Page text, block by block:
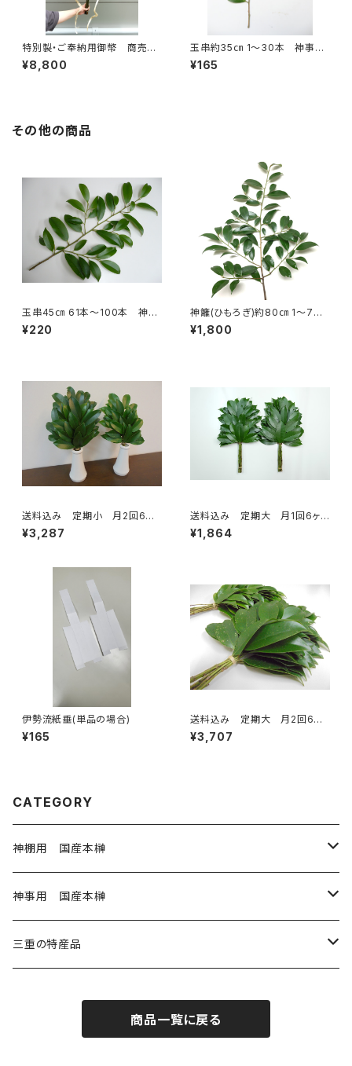
特別製・ご奉納用御幣 商売繁
盛、社業繁栄
¥8,800
玉串約35㎝ 1～30本 神事用
本榊
¥165
その他の商品
玉串45㎝ 61本～100本 神事
用本榊
¥220
神籬(ひもろぎ)約80㎝ 1～7本
注文 神事用本榊
¥1,800
送料込み 定期小 月2回6ヶ
月コース
¥3,287
送料込み 定期大 月1回6ヶ
月コース
¥1,864
伊勢流紙垂(単品の場合)
¥165
送料込み 定期大 月2回6ヶ
月コース
¥3,707
CATEGORY
神棚用 国産本榊
神棚用本榊 小 3寸
神棚用本榊 大 4寸
奉納用 御幣
神事用 国産本榊
神事用 玉串35㎝
神事用 大麻60㎝
三重の特産品
藤九郎ぎんなん
商品一覧に戻る